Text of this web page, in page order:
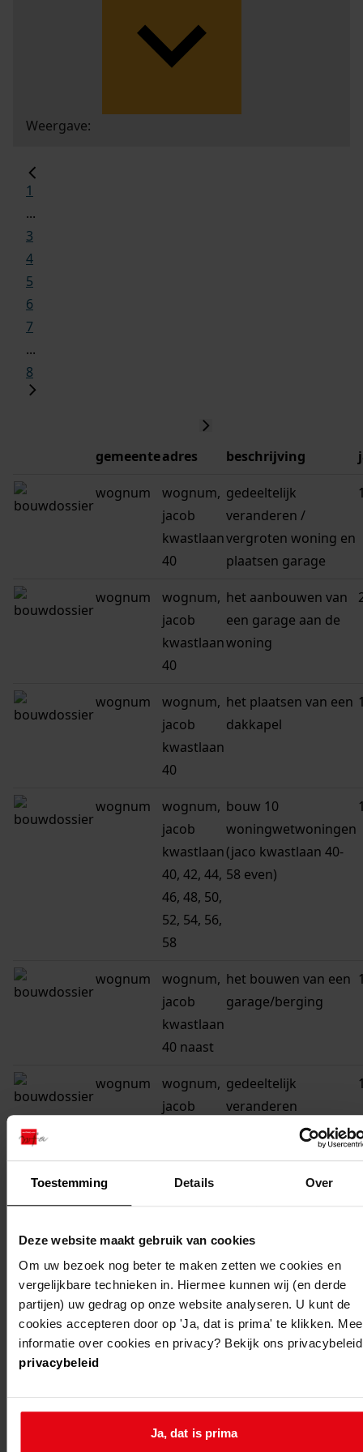
Toestemming Details Over
Deze website maakt gebruik van cookies
Om uw bezoek nog beter te maken zetten we cookies en
vergelijkbare technieken in. Hiermee kunnen wij (en derde
partijen) uw gedrag op onze website analyseren. U kunt de
cookies accepteren door op 'Ja, dat is prima' te klikken.
informatie over cookies en privacy? Bekijk ons privacybeleid
privacybeleid
Ja, dat is prima
Weergave:
1
...
3
4
5
6
7
...
8
gemeenteadres beschrijving
wognum
wognum,
jacob
kwastlaan
40
gedeeltelijk
veranderen /
vergroten woning en
plaatsen garage
wognum
wognum,
jacob
kwastlaan
40
het aanbouwen van
een garage aan de
woning
wognum
wognum,
jacob
kwastlaan
40
het plaatsen van een
dakkapel
wognum
wognum,
jacob
kwastlaan
40, 42, 44,
46, 48, 50,
52, 54, 56,
58
bouw 10
woningwetwoningen
(jaco kwastlaan 40-
58 even)
wognum
wognum,
jacob
kwastlaan
40 naast
het bouwen van een
garage/berging
wognum
wognum,
jacob
gedeeltelijk
veranderen
vergroten keuken en
wognum
wognum,
kwastlaan
het bouwen van een
serre
wognum
wognum,
jacob
kwastlaan
het bouwen van een
garage
wognum
wognum,
kwastlaan
het aanbrengen van